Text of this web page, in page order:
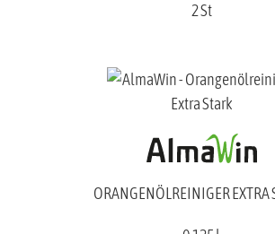
2 St
ORANGENÖLREINIGER EXTRA